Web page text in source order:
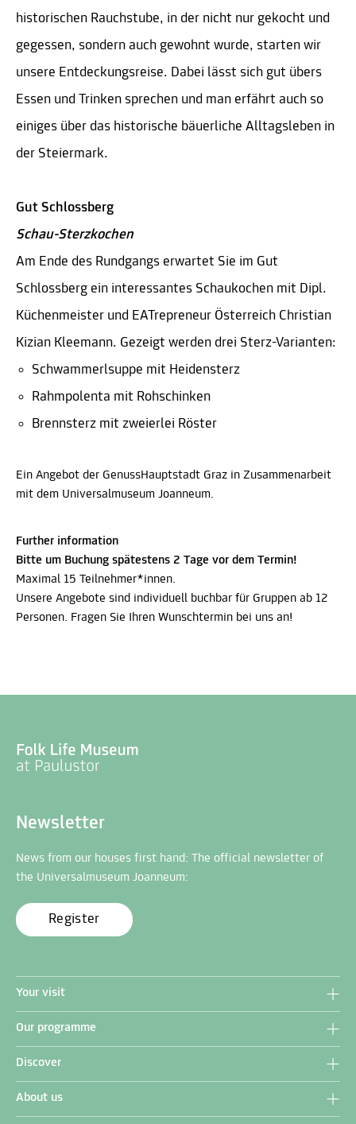
historischen Rauchstube, in der nicht nur gekocht und
gegessen, sondern auch gewohnt wurde, starten wir
unsere Entdeckungsreise. Dabei lässt sich gut übers
Essen und Trinken sprechen und man erfährt auch so
einiges über das historische bäuerliche Alltagsleben in
der Steiermark.
Gut Schlossberg
Schau-Sterzkochen
Am Ende des Rundgangs erwartet Sie im Gut
Schlossberg ein interessantes Schaukochen mit Dipl.
Küchenmeister und EATrepreneur Österreich Christian
Kizian Kleemann. Gezeigt werden drei Sterz-Varianten:
Schwammerlsuppe mit Heidensterz
Rahmpolenta mit Rohschinken
Brennsterz mit zweierlei Röster
Ein Angebot der GenussHauptstadt Graz in Zusammenarbeit
mit dem Universalmuseum Joanneum.
Further information
Bitte um Buchung spätestens 2 Tage vor dem Termin!
Maximal 15 Teilnehmer*innen.
Unsere Angebote sind individuell buchbar für Gruppen ab 12
Personen. Fragen Sie Ihren Wunschtermin bei uns an!
Newsletter
News from our houses first hand: The official newsletter of
the Universalmuseum Joanneum:
Register
Your visit
Our programme
Discover
About us